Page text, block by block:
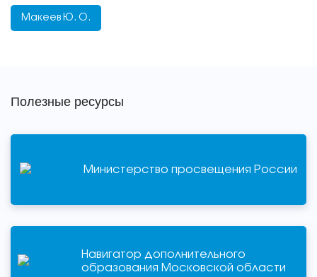
Макеев Ю. О.
Полезные ресурсы
Министерство просвещения России
Навигатор дополнительного
образования Московской области